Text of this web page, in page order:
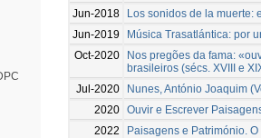
Jun-2018
Los sonidos de la muerte:
Jun-2019
Música Trasatlántica: por
Oct-2020
Nos pregões da fama:
brasileiros (sécs. XVIII e
Jul-2020
Nunes, António Joaquim
2020 Ouvir e Escrever
2022
Paisagens e Património.